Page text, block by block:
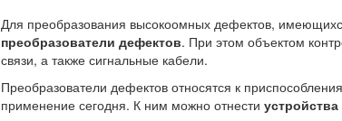
Для преобразования высокоомных дефектов,
преобразователи дефектов. При этом объектом
связи, а также сигнальные кабели.
Преобразователи дефектов относятся к
применение сегодня. К ним можно отнести